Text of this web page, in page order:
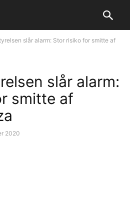
slår alarm: Stor risiko for smitte af
slår alarm:
smitte af
2020